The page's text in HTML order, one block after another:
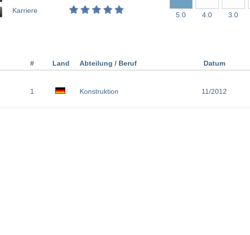
Karriere
5.0 4.0 3.0
# Land Abteilung / Beruf Datum
1 Konstruktion 11/2012